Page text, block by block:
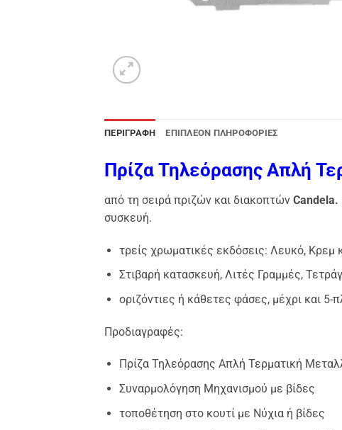
ΠΕΡΙΓΡΑΦΉ ΕΠΙΠΛΈΟΝ ΠΛΗΡΟΦΟΡΊΕΣ
Πρίζα Τηλεόρασης Απλή
από τη σειρά πριζών και διακοπτών Candela.
συσκευή.
τρείς χρωματικές εκδόσεις: Λευκό, Κρεμ
Στιβαρή κατασκευή, Λιτές Γραμμές,
οριζόντιες ή κάθετες φάσες, μέχρι και 5-
Προδιαγραφές:
Πρίζα Τηλεόρασης Απλή Τερματική
Συναρμολόγηση Μηχανισμού με βίδες
τοποθέτηση στο κουτί με Νύχια ή βίδες